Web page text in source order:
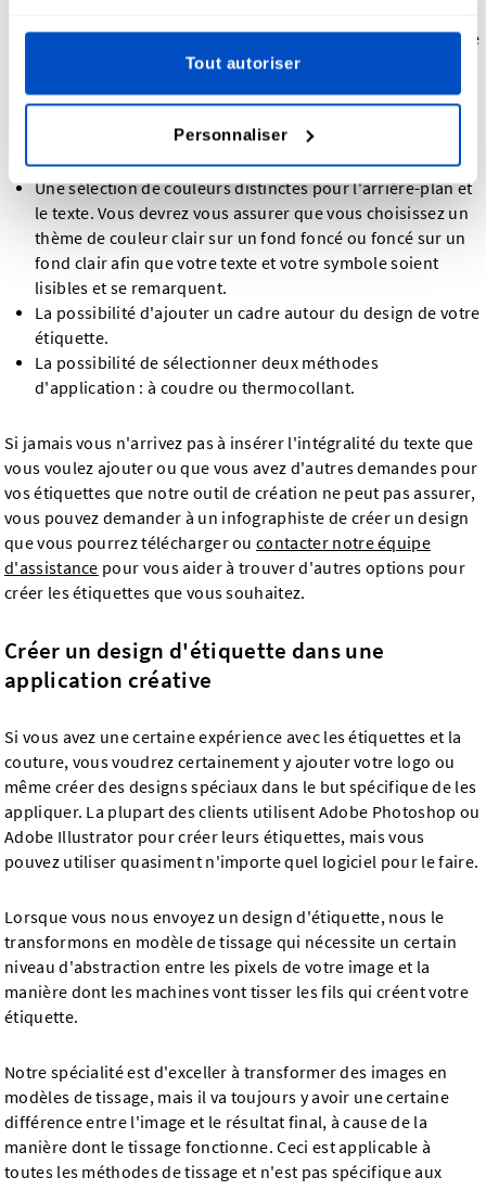
Tout autoriser
Personnaliser
appliquer à votre texte afin de lui donner plus de caractère
et mieux mettre votre marque en valeur.
pour donner à votre étiquette un aspect plus artistique.
Vous ne pouvez ajouter qu'un symbole en raison des
contraintes d'espace.
Une sélection de couleurs distinctes pour l'arrière-plan et
le texte. Vous devrez vous assurer que vous choisissez un
thème de couleur clair sur un fond foncé ou foncé sur un
fond clair afin que votre texte et votre symbole soient
lisibles et se remarquent.
La possibilité d'ajouter un cadre autour du design de votre
étiquette.
La possibilité de sélectionner deux méthodes
d'application : à coudre ou thermocollant.
Si jamais vous n'arrivez pas à insérer l'intégralité du texte que
vous voulez ajouter ou que vous avez d'autres demandes pour
vos étiquettes que notre outil de création ne peut pas assurer,
vous pouvez demander à un infographiste de créer un design
que vous pourrez télécharger oucontacter notre équipe
d'assistance pour vous aider à trouver d'autres options pour
créer les étiquettes que vous souhaitez.
Créer un design d'étiquette dans une
application créative
Si vous avez une certaine expérience avec les étiquettes et la
couture, vous voudrez certainement y ajouter votre logo ou
même créer des designs spéciaux dans le but spécifique de les
appliquer. La plupart des clients utilisent Adobe Photoshop ou
Adobe Illustrator pour créer leurs étiquettes, mais vous
pouvez utiliser quasiment n'importe quel logiciel pour le faire.
Lorsque vous nous envoyez un design d'étiquette, nous le
transformons en modèle de tissage qui nécessite un certain
niveau d'abstraction entre les pixels de votre image et la
manière dont les machines vont tisser les fils qui créent votre
étiquette.
Notre spécialité est d'exceller à transformer des images en
modèles de tissage, mais il va toujours y avoir une certaine
différence entre l'image et le résultat final, à cause de la
manière dont le tissage fonctionne. Ceci est applicable à
toutes les méthodes de tissage et n'est pas spécifique aux